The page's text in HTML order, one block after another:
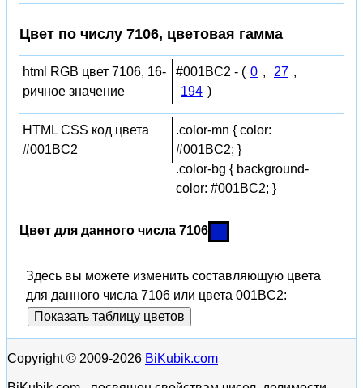
Цвет по числу 7106, цветовая гамма
html RGB цвет 7106, 16-
ричное значение
#001BC2 - ( 0 , 27 ,
194 )
HTML CSS код цвета
#001BC2
.color-mn { color:
#001BC2; }
.color-bg { background-
color: #001BC2; }
Цвет для данного числа 7106
Здесь вы можете изменить составляющую цвета
для данного числа 7106 или цвета 001BC2:
Показать таблицу цветов
Copyright © 2009-2026 BiKubik.com